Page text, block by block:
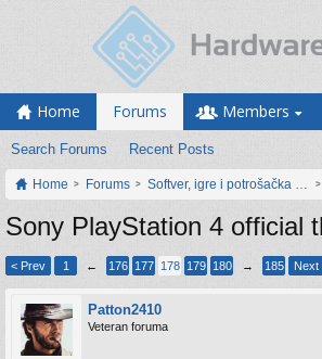
Home Forums
Search Forums Recent Posts
Members
Home Forums Softver, igre i potrošačka
Sony PlayStation 4 official
< Prev 1 ← 176 177 178 179 180 → 185 Next
Patton2410
Veteran foruma